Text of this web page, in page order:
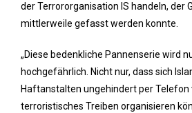
der Terrororganisation IS handeln, der
mittlerweile gefasst werden konnte.
„Diese bedenkliche Pannenserie wird
hochgefährlich. Nicht nur, dass sich
Haftanstalten ungehindert per Telefon
terroristisches Treiben organisieren